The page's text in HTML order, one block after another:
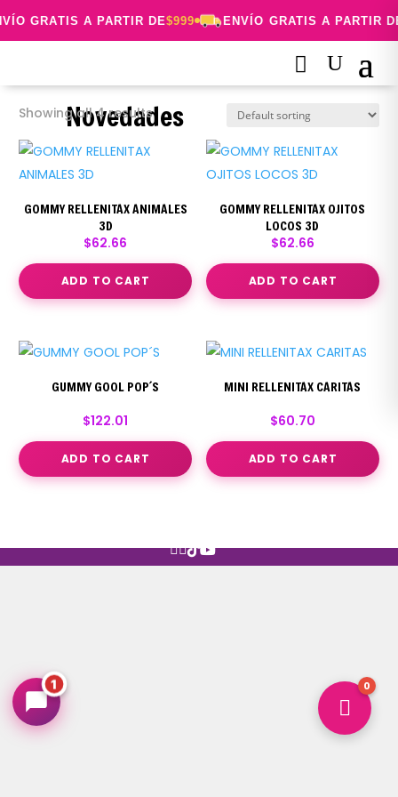
GRATIS A PARTIR DE$999 ENVÍO GRATIS A PARTIR
Novedades
Showing all 4 results
GOMMY RELLENITAX ANIMALES
3D
$62.66
ADD TO CART
GOMMY RELLENITAX OJITOS
LOCOS 3D
$62.66
ADD TO CART
GUMMY GOOL POP´S
$122.01
ADD TO CART
MINI RELLENITAX CARITAS
$60.70
ADD TO CART

1
Hugin Hubin

0